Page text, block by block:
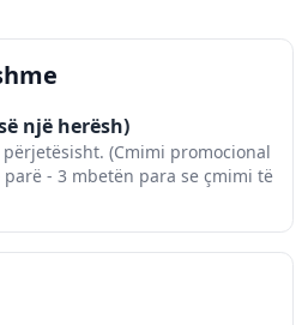
një herësh)
(Cmimi promocional
- 3 mbetën para se çmimi të